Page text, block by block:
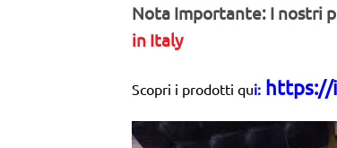
Nota Importante: I nostri
in Italy
Scopri i prodotti qui: https://